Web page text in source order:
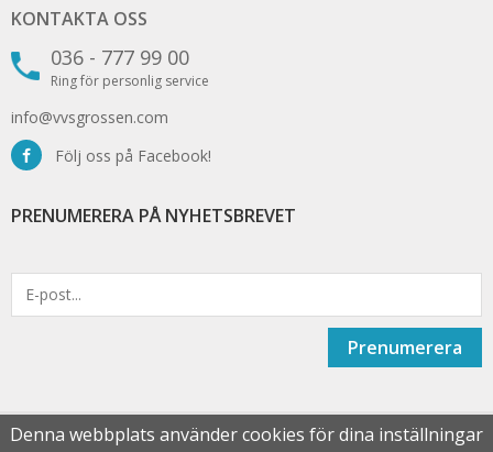
KONTAKTA OSS
036 - 777 99 00
Ring för personlig service
info@vvsgrossen.com
Följ oss på Facebook!
PRENUMERERA PÅ NYHETSBREVET
Prenumerera
Denna webbplats använder cookies för dina inställningar